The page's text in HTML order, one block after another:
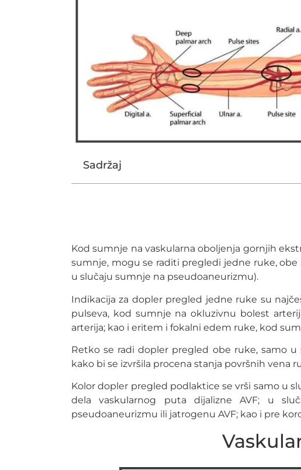
Sadržaj
Kod sumnje na vaskularna oboljenja gornjih
sumnje, mogu se raditi pregledi jedne ruke,
u slučaju sumnje na pseudoaneurizmu).
Indikacija za dopler pregled jedne ruke su
pulseva, kod sumnje na okluzivnu bolest
arterija; kao i eritem i fokalni edem ruke, kod
Retko se radi dopler pregled obe ruke, samo
kako bi se izvršila procena stanja površnih vena
Kolor dopler pregled podlaktice se vrši samo u
dela vaskularnog puta dijalizne AVF; u
pseudoaneurizmu ili jatrogenu AVF; kao i pre